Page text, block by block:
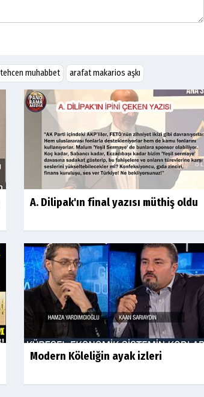
muhabbet arafat makarios aşkı
A. Dilipak'ın final yazısı müthiş oldu
Modern Köleliğin ayak izleri